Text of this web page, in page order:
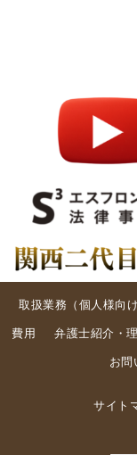
取扱業務（ 個人様向け
費用 弁護士紹介・
お問
サイト